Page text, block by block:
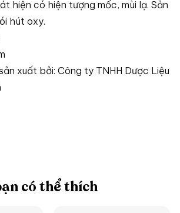
hiện có hiện tượng mốc, mùi lạ. Sản
hút oxy.
xuất bởi: Công ty TNHH Dược Liệu
có thể thích